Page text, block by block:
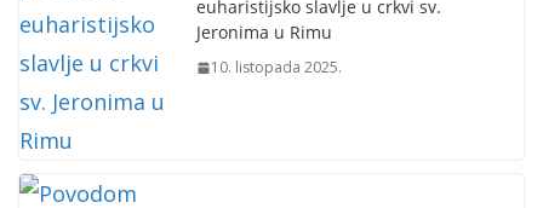
euharistijsko slavlje u crkvi sv.
Jeronima u Rimu
10. listopada 2025.